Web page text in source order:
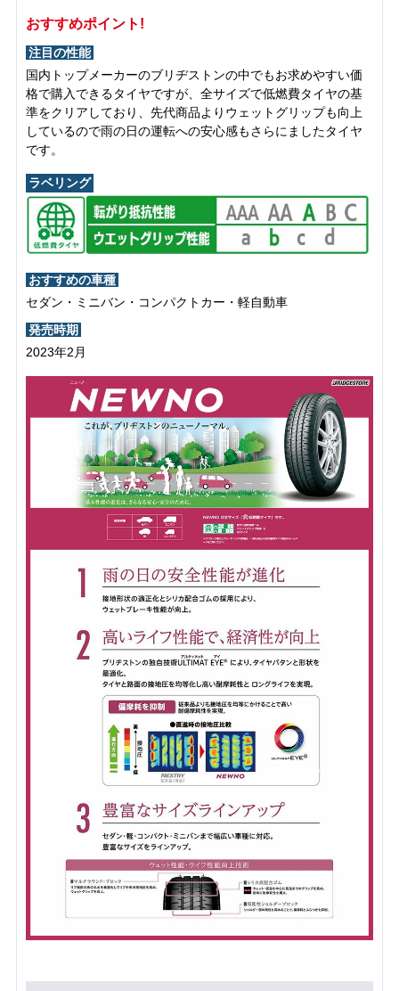
おすすめポイント!
注目の性能
国内トップメーカーのブリヂストンの中でもお求めやすい価
格で購入できるタイヤですが、全サイズで低燃費タイヤの基
準をクリアしており、先代商品よりウェットグリップも向上
しているので雨の日の運転への安心感もさらにましたタイヤ
です。
ラベリング
おすすめの車種
セダン・ミニバン・コンパクトカー・軽自動車
発売時期
2023年2月